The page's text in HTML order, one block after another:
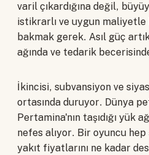
varil çıkardığına değil,
istikrarlı ve uygun maliyetle
bakmak gerek. Asıl güç
ağında ve tedarik
İkincisi, subvansiyon ve
ortasında duruyor. Dünya
Pertamina'nın taşıdığı yük
nefes alıyor. Bir oyuncu
yakıt fiyatlarını ne kadar